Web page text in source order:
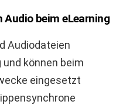
beim eLearning
Audiodateien
können beim
eingesetzt